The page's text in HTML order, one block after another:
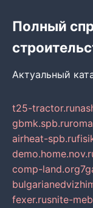
Полный
Актуальный
t25-tractor.ru
gbmk.spb.ru
airheat-spb.ru
comp-land.org
fexer.rusnite-